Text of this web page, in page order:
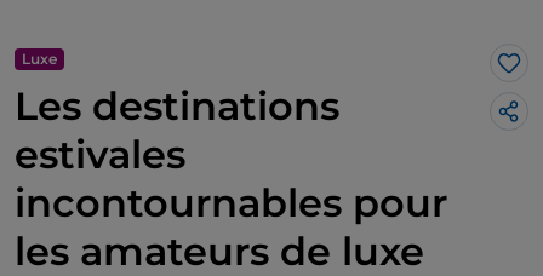
Luxe
Les destinations
estivales
incontournables pour
les amateurs de luxe